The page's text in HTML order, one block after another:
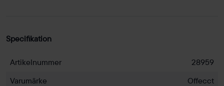
Specifikation
Artikelnummer
28959
Varumärke
Offecct